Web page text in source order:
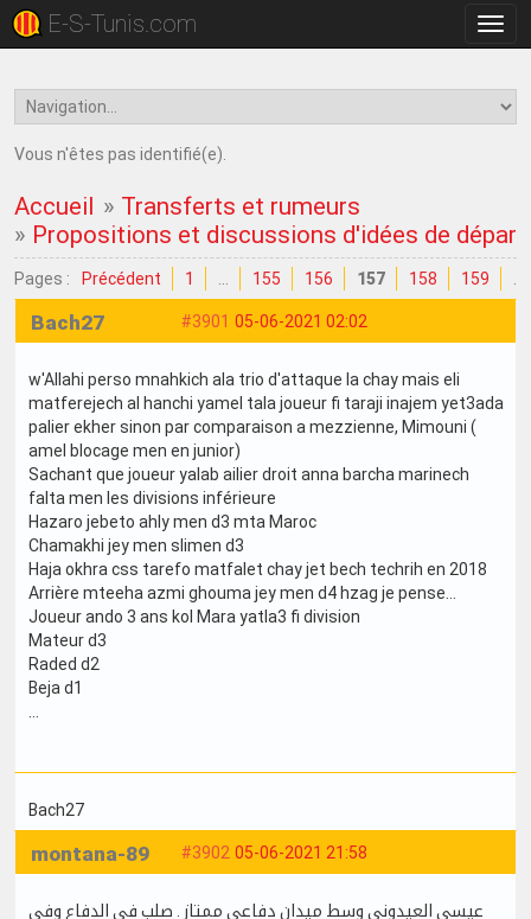
la
E-S-Tunis.com
Vous n'êtes pas identifié(e).
Accueil » Transferts et rumeurs
» Propositions et discussions d'idées de
Pages : Précédent 1 155 156 157 158 159
#3901 05-06-2021 02:02
Bach27
w'Allahi perso mnahkich ala trio d'attaque la chay mais eli
matferejech al hanchi yamel tala joueur fi taraji inajem yet3ada
palier ekher sinon par comparaison a mezzienne, Mimouni (
amel blocage men en junior)
Sachant que joueur yalab ailier droit anna barcha marinech
falta men les divisions inférieure
Hazaro jebeto ahly men d3 mta Maroc
Chamakhi jey men slimen d3
Haja okhra css tarefo matfalet chay jet bech techrih en 2018
Arrière mteeha azmi ghouma jey men d4 hzag je pense...
Joueur ando 3 ans kol Mara yatla3 fi division
Mateur d3
Raded d2
Beja d1
...
Bach27
#3902 05-06-2021 21:58
montana-89
عيسى العيدوني وسط ميدان دفاعي ممتاز . صلب في الدفاع وفي